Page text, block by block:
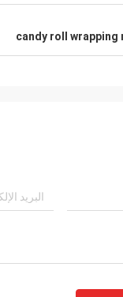
candy roll wrapping